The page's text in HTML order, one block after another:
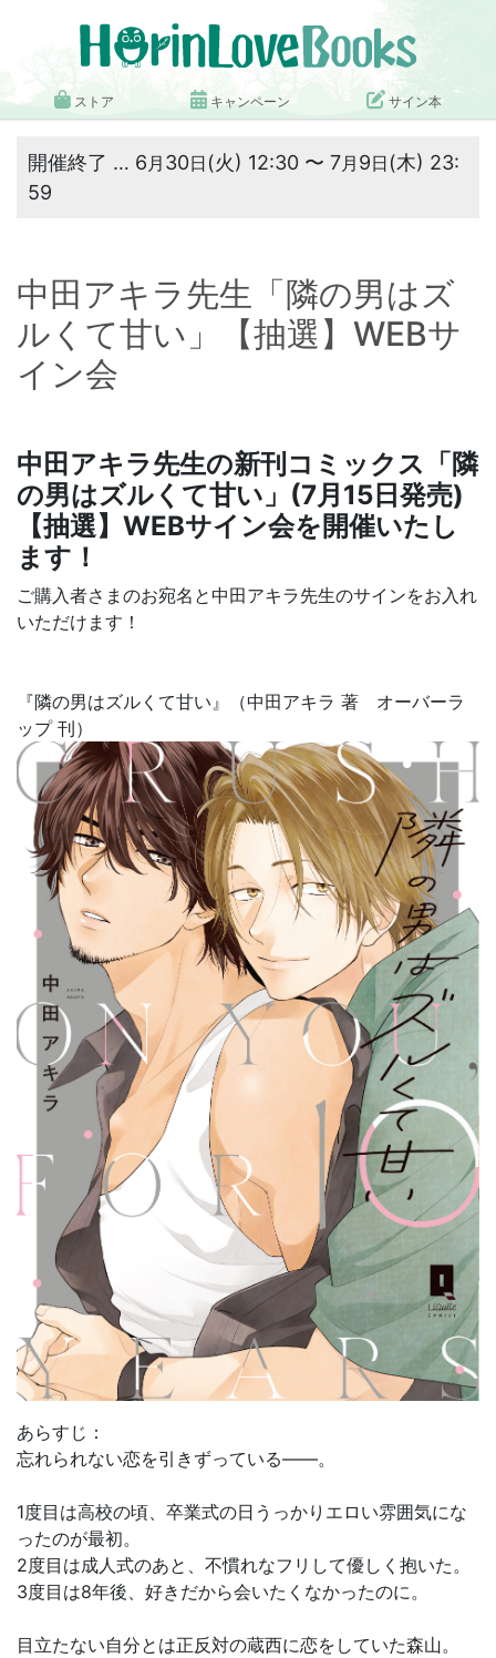
ストア キャンペーン サイン本
開催終了 … 6月 30日 (火) 12:30 〜 7月 9日 (木) 23:
59
中田アキラ先生「隣の男はズ
ルくて甘い」【抽選】WEBサ
イン会
中田アキラ先生の新刊コミックス「隣
の男はズルくて甘い 」(7月15日発売)
【抽選】WEBサイン会を開催いたし
ます！
ご購入者さまのお宛名と中田アキラ先生のサインをお入れ
いただけます！
『隣の男はズルくて甘い 』（中田アキラ 著 オーバーラ
ップ 刊）
あらすじ：
忘れられない恋を引きずっている――。
1度目は高校の頃、卒業式の日うっかりエロい雰囲気にな
ったのが最初。
2度目は成人式のあと、不慣れなフリして優しく抱いた。
3度目は8年後、好きだから会いたくなかったのに。
目立たない自分とは正反対の蔵西に恋をしていた森山。